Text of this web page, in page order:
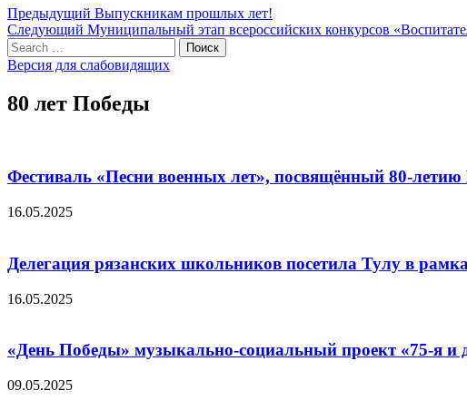
Навигация
по
записям
Предыдущий Предыдущий
пост:
Выпускникам прошлых лет!
Следующий Следующий
Муниципальный этап всероссийских конкурсов
Search
for:
Поиск
Версия для слабовидящих
80 лет Победы
Фестиваль «Песни военных лет», посвящённый 80-
16.05.2025
Делегация рязанских школьников посетила Тулу в
16.05.2025
«День Победы» музыкально-социальный проект «75-я и
09.05.2025